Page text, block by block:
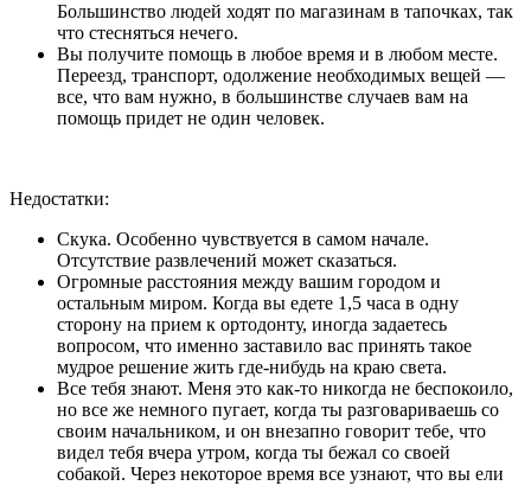
Большинство людей ходят по магазинам в тапочках, так
что стесняться нечего.
Вы получите помощь в любое время и в любом месте.
Переезд, транспорт, одолжение необходимых вещей —
все, что вам нужно, в большинстве случаев вам на
помощь придет не один человек.
Недостатки:
Скука. Особенно чувствуется в самом начале.
Отсутствие развлечений может сказаться.
Огромные расстояния между вашим городом и
остальным миром. Когда вы едете 1,5 часа в одну
сторону на прием к ортодонту, иногда задаетесь
вопросом, что именно заставило вас принять такое
мудрое решение жить где-нибудь на краю света.
Все тебя знают. Меня это как-то никогда не беспокоило,
но все же немного пугает, когда ты разговариваешь со
своим начальником, и он внезапно говорит тебе, что
видел тебя вчера утром, когда ты бежал со своей
собакой. Через некоторое время все узнают, что вы ели